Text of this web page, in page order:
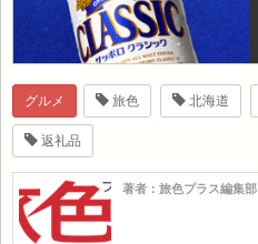
グルメ 旅色 北海道
返礼品
著者：旅色プラス編集部